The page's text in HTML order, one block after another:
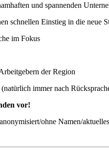
und spannenden
schnellen Einstieg in die neue
im Fokus
der Region
immer nach
vor!
ohne Namen/